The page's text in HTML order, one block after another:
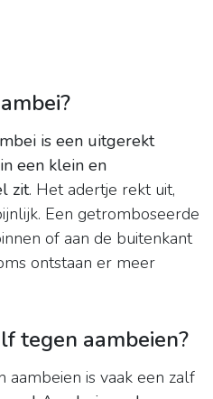
is een uitgerekt
een klein en
zit. Het adertje rekt uit,
Een getromboseerde
of aan de buitenkant
ontstaan er meer
tegen aambeien?
aambeien is vaak een zalf